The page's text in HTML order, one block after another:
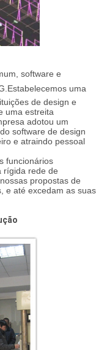
software e
uma
de design e
uma estreita
adotou um
software de design
e atraindo pessoal
funcionários
rígida rede de
propostas de
e até excedam as suas